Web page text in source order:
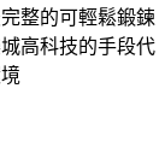
整的可輕鬆鍛鍊
高科技的手段代